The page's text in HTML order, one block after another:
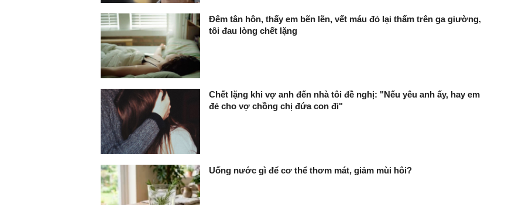
Đêm tân hôn, thấy em bẽn lẽn, vết máu đỏ lại thấm trên ga giường,
tôi đau lòng chết lặng
Chết lặng khi vợ anh đến nhà tôi đề nghị: "Nếu yêu anh ấy, hay em
đẻ cho vợ chồng chị đứa con đi"
Uống nước gì để cơ thể thơm mát, giảm mùi hôi?